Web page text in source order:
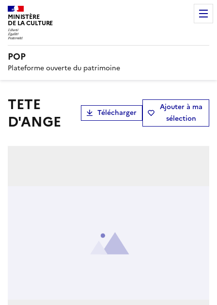
MINISTÈRE
DE LA CULTURE
POP
Plateforme ouverte du patrimoine
TETE
D'ANGE
Télécharger
Ajouter à ma
sélection